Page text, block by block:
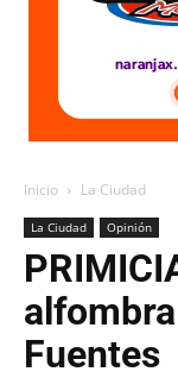
Inicio La Ciudad
La Ciudad Opinión
Fuentes